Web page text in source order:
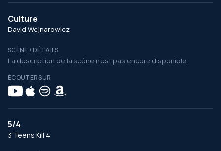
Culture
David Wojnarowicz
SCÈNE / DÉTAILS
La description de la scène n’est pas encore disponible.
ÉCOUTER SUR
5/4
3 Teens Kill 4